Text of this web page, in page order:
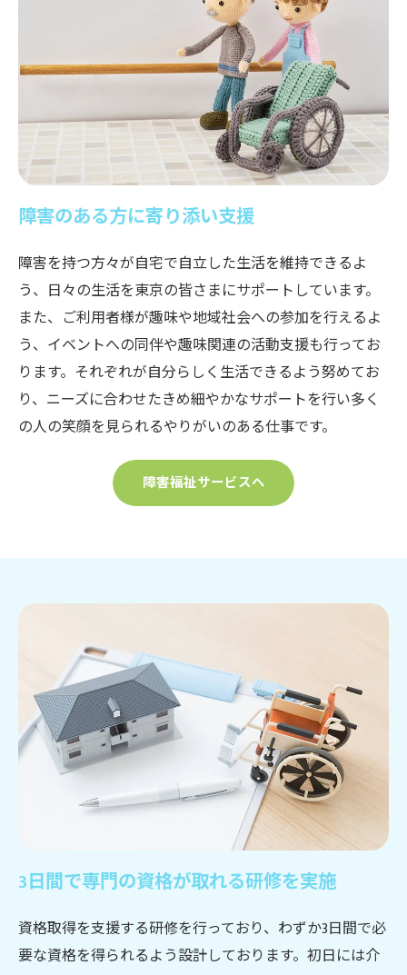
障害のある方に寄り添い支援
障害を持つ方々が自宅で自立した生活を維持できるよ
う、日々の生活を東京の皆さまにサポートしています。
また、ご利用者様が趣味や地域社会への参加を行えるよ
う、イベントへの同伴や趣味関連の活動支援も行ってお
ります。それぞれが自分らしく生活できるよう努めてお
り、ニーズに合わせたきめ細やかなサポートを行い多く
の人の笑顔を見られるやりがいのある仕事です。
障害福祉サービスへ
3日間で専門の資格が取れる研修を実施
資格取得を支援する研修を行っており、わずか3日間で必
要な資格を得られるよう設計しております。初日には介